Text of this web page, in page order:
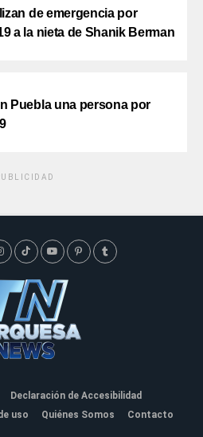
de emergencia por
a la nieta de Shanik Berman
Puebla una persona por
Declaración de Accesibilidad
uso
Quiénes Somos Contacto